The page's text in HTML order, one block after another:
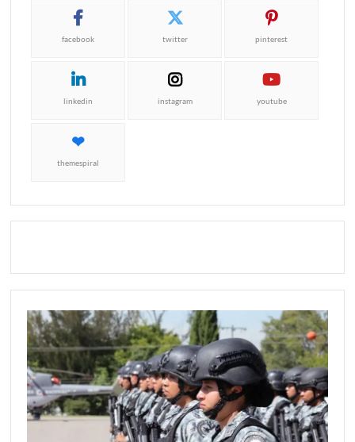
facebook twitter pinterest
linkedin instagram youtube
themespiral